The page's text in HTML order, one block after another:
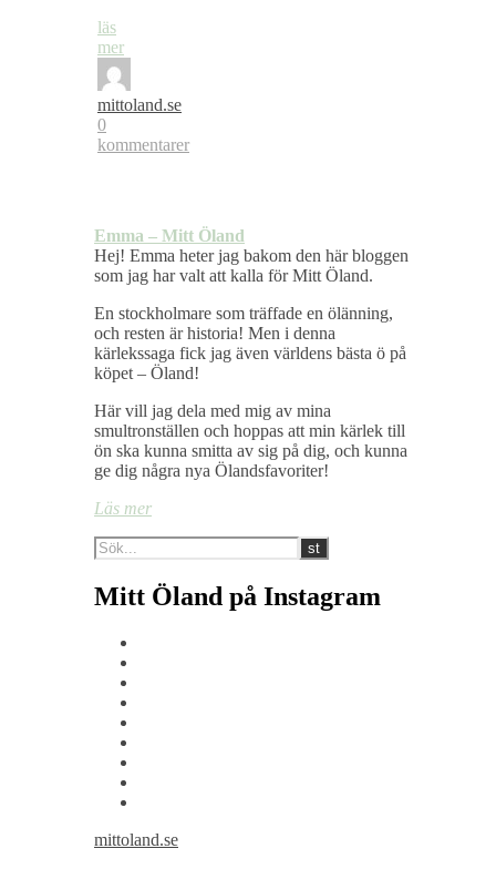
läs
mer
mittoland.se
0
kommentarer
Emma – Mitt Öland
Hej! Emma heter jag bakom den här bloggen
som jag har valt att kalla för Mitt Öland.
En stockholmare som träffade en ölänning,
och resten är historia! Men i denna
kärlekssaga fick jag även världens bästa ö på
köpet – Öland!
Här vill jag dela med mig av mina
smultronställen och hoppas att min kärlek till
ön ska kunna smitta av sig på dig, och kunna
ge dig några nya Ölandsfavoriter!
Läs mer
Mitt Öland på Instagram
mittoland.se